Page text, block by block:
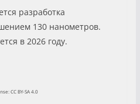
разработка
130 нанометров.
в 2026 году.
CC BY-SA 4.0